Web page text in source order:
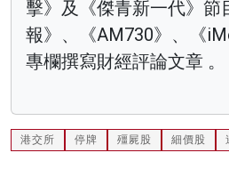
擊》及《傑青新一代》節
報》、《AM730》、《
專欄撰寫財經評論文章 。
港交所 停牌 殭屍股 細價股